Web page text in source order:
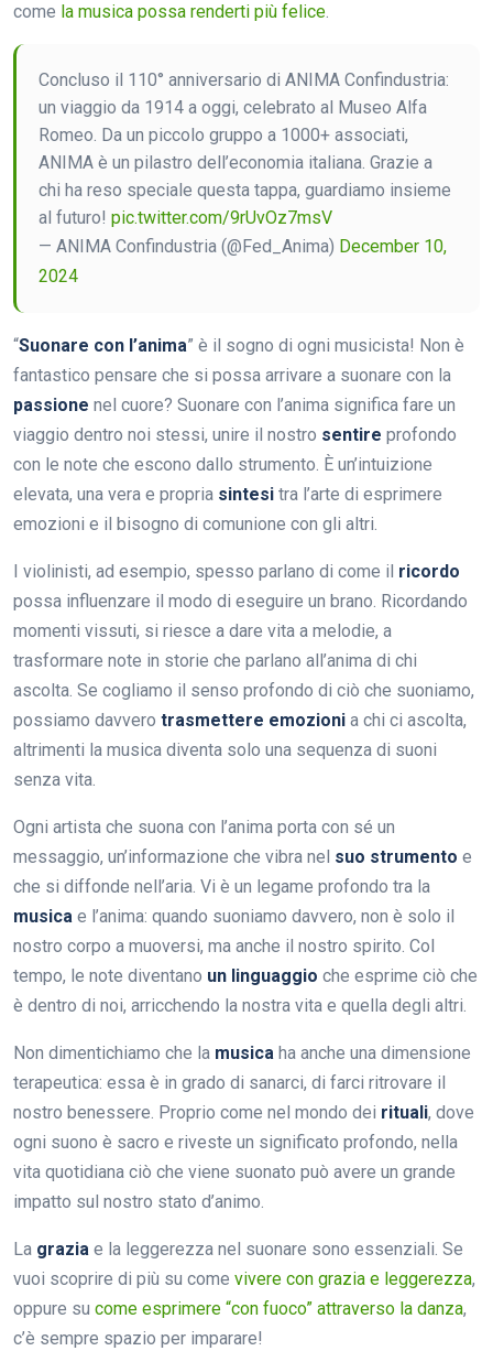
come la musica possa renderti più felice.
Concluso il 110° anniversario di ANIMA Confindustria:
un viaggio da 1914 a oggi, celebrato al Museo Alfa
Romeo. Da un piccolo gruppo a 1000+ associati,
ANIMA è un pilastro dell’economia italiana. Grazie a
chi ha reso speciale questa tappa, guardiamo insieme
al futuro! pic.twitter.com/9rUvOz7msV
— ANIMA Confindustria (@Fed_Anima) December 10,
2024
“Suonare con l’anima” è il sogno di ogni musicista! Non è
fantastico pensare che si possa arrivare a suonare con la
passione nel cuore? Suonare con l’anima significa fare un
viaggio dentro noi stessi, unire il nostro sentire profondo
con le note che escono dallo strumento. È un’intuizione
elevata, una vera e propria sintesi tra l’arte di esprimere
emozioni e il bisogno di comunione con gli altri.
I violinisti, ad esempio, spesso parlano di come il ricordo
possa influenzare il modo di eseguire un brano. Ricordando
momenti vissuti, si riesce a dare vita a melodie, a
trasformare note in storie che parlano all’anima di chi
ascolta. Se cogliamo il senso profondo di ciò che suoniamo,
possiamo davvero trasmettere emozioni a chi ci ascolta,
altrimenti la musica diventa solo una sequenza di suoni
senza vita.
Ogni artista che suona con l’anima porta con sé un
messaggio, un’informazione che vibra nel suo strumento e
che si diffonde nell’aria. Vi è un legame profondo tra la
musica e l’anima: quando suoniamo davvero, non è solo il
nostro corpo a muoversi, ma anche il nostro spirito. Col
tempo, le note diventano un linguaggio che esprime ciò che
è dentro di noi, arricchendo la nostra vita e quella degli altri.
Non dimentichiamo che la musica ha anche una dimensione
terapeutica: essa è in grado di sanarci, di farci ritrovare il
nostro benessere. Proprio come nel mondo dei rituali, dove
ogni suono è sacro e riveste un significato profondo, nella
vita quotidiana ciò che viene suonato può avere un grande
impatto sul nostro stato d’animo.
La grazia e la leggerezza nel suonare sono essenziali. Se
vuoi scoprire di più su come vivere con grazia e leggerezza,
oppure su come esprimere “con fuoco” attraverso la danza,
c’è sempre spazio per imparare!